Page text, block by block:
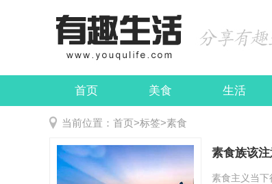
首页 美食 生活
娱乐 民俗
当前位置： 首页>标签>素食
素食族该
素食主义当